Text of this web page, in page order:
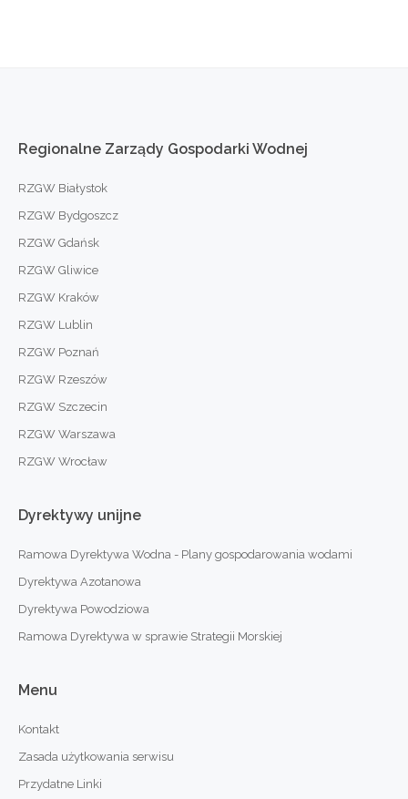
Regionalne Zarządy Gospodarki Wodnej
RZGW Białystok
RZGW Bydgoszcz
RZGW Gdańsk
RZGW Gliwice
RZGW Kraków
RZGW Lublin
RZGW Poznań
RZGW Rzeszów
RZGW Szczecin
RZGW Warszawa
RZGW Wrocław
Dyrektywy unijne
Ramowa Dyrektywa Wodna - Plany gospodarowania wodami
Dyrektywa Azotanowa
Dyrektywa Powodziowa
Ramowa Dyrektywa w sprawie Strategii Morskiej
Menu
Kontakt
Zasada użytkowania serwisu
Przydatne Linki